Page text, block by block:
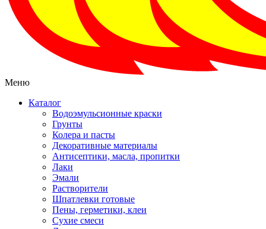
Меню
Каталог
Водоэмульсионные краски
Грунты
Колера и пасты
Декоративные материалы
Антисептики, масла, пропитки
Лаки
Эмали
Растворители
Шпатлевки готовые
Пены, герметики, клеи
Сухие смеси